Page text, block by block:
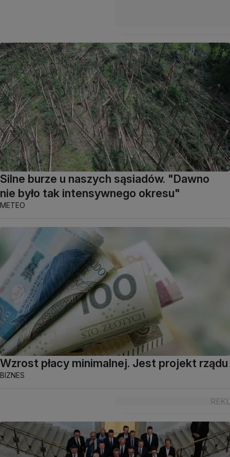
Silne burze u naszych sąsiadów. "Dawno
nie było tak intensywnego okresu"
METEO
Wzrost płacy minimalnej. Jest projekt rządu
BIZNES